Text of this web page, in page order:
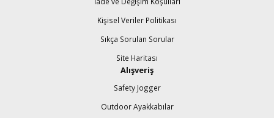
Kişisel Veriler Politikası
Sıkça Sorulan Sorular
Site Haritası
Alışveriş
Safety Jogger
Outdoor Ayakkabılar